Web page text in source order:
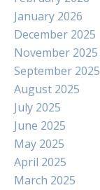
January 2026
December 2025
November 2025
September 2025
August 2025
July 2025
June 2025
May 2025
April 2025
March 2025